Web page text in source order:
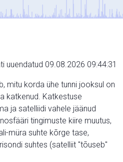
uuendatud 09.08.2026 09:44:31
mitu korda ühe tunni jooksul on
katkenud. Katkestuse
ja satelliidi vahele jäänud
tingimuste kiire muutus,
müra suhte kõrge tase,
suhtes (satelliit "tõuseb"